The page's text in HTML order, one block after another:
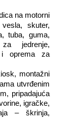
na motorni
skuter,
tuba, guma,
jedrenje,
i oprema za
montažni
utvrđenim
pripadajuća
igračke,
– škrinja,